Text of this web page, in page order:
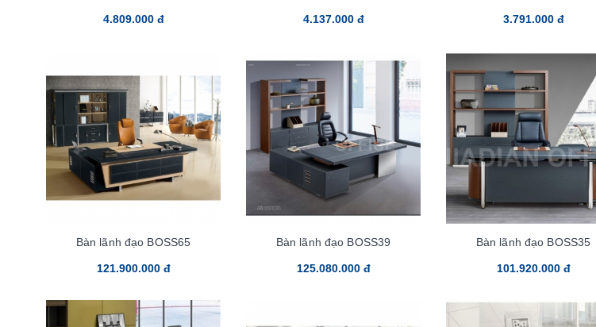
4.809.000 đ 4.137.000 đ 3.791.000 đ
Bàn lãnh đạo BOSS65
121.900.000 đ
Bàn lãnh đạo BOSS39
125.080.000 đ
Bàn lãnh đạo BOSS35
101.920.000 đ